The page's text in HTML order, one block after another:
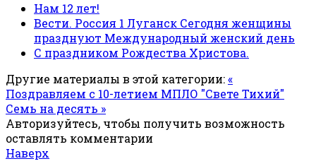
Нам 12 лет!
Вести. Россия 1 Луганск Сегодня женщины
празднуют Международный женский день
С праздником Рождества Христова.
Другие материалы в этой категории:«
Поздравляем с 10-летием МПЛО "Свете Тихий"
Семь на десять »
Авторизуйтесь, чтобы получить возможность
оставлять комментарии
Наверх